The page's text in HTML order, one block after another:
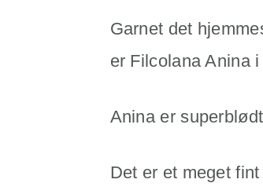
Garnet det
er Filcolana Anina
Anina er
Det er et meget